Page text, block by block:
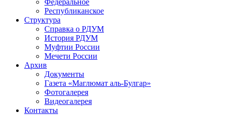
Федеральное
Республиканское
Структура
Справка о РДУМ
История РДУМ
Муфтии России
Мечети России
Архив
Документы
Газета «Маглюмат аль-Булгар»
Фотогалерея
Видеогалерея
Контакты